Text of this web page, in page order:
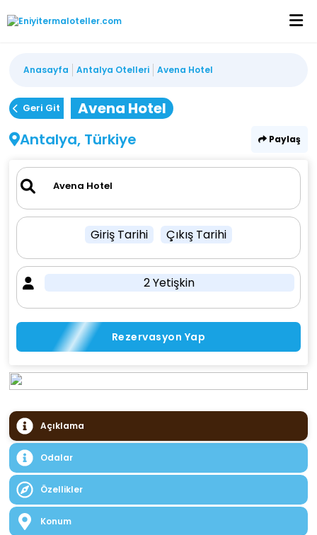
Anasayfa Antalya Otelleri Avena Hotel
Geri Git
Avena Hotel
Antalya, Türkiye
Paylaş
Giriş Tarihi Çıkış Tarihi
2 Yetişkin
Rezervasyon Yap
Açıklama
Odalar
Özellikler
Konum